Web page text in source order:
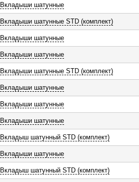
Вкладыши шатунные
Вкладыши шатунные STD (комплект)
Вкладыши шатунные
Вкладыши шатунные
Вкладыши шатунные STD (комплект)
Вкладыши шатунные
Вкладыши шатунные
Вкладыши шатунные
Вкладыш шатунный STD (комплект)
Вкладыши шатунные
Вкладыш шатунный STD (комплект)